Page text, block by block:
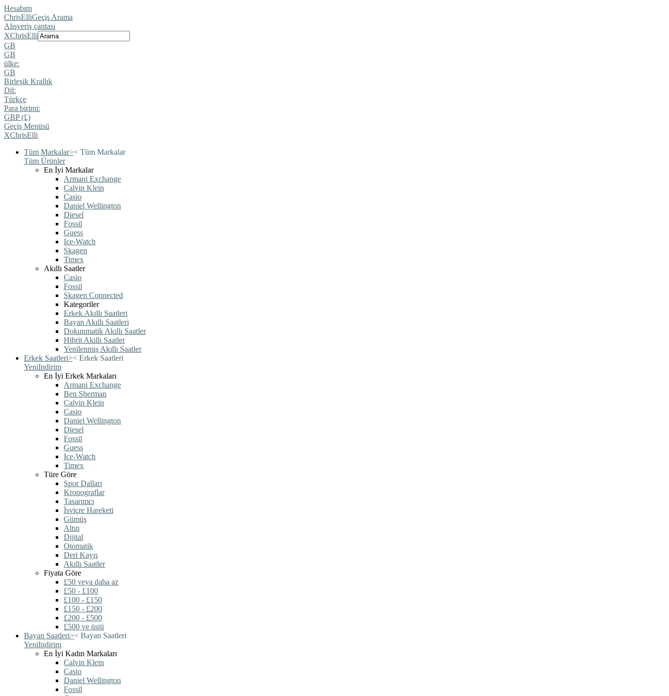
Hesabım
ChrisElliGeçiş Arama
Alışveriş çantası
XChrisElli
GB
GB
ülke:
GB
Birleşik Krallık
Dil:
Türkçe
Para birimi:
GBP (£)
Geçiş Menüsü
XChrisElli
Tüm Markalar>< Tüm Markalar
Tüm Ürünler
En İyi Markalar
Armani Exchange
Calvin Klein
Casio
Daniel Wellington
Diesel
Fossil
Guess
Ice-Watch
Skagen
Timex
Akıllı Saatler
Casio
Fossil
Skagen Connected
Kategoriler
Erkek Akıllı Saatleri
Bayan Akıllı Saatleri
Dokunmatik Akıllı Saatler
Hibrit Akıllı Saatler
Yenilenmiş Akıllı Saatler
Erkek Saatleri>< Erkek Saatleri
YeniIndirim
En İyi Erkek Markaları
Armani Exchange
Ben Sherman
Calvin Klein
Casio
Daniel Wellington
Diesel
Fossil
Guess
Ice-Watch
Timex
Türe Göre
Spor Dalları
Kronograflar
Tasarımcı
İsviçre Hareketi
Gümüş
Altın
Dijital
Otomatik
Deri Kayış
Akıllı Saatler
Fiyata Göre
£50 veya daha az
£50 - £100
£100 - £150
£150 - £200
£200 - £500
£500 ve üstü
Bayan Saatleri>< Bayan Saatleri
YeniIndirim
En İyi Kadın Markaları
Calvin Klein
Casio
Daniel Wellington
Fossil